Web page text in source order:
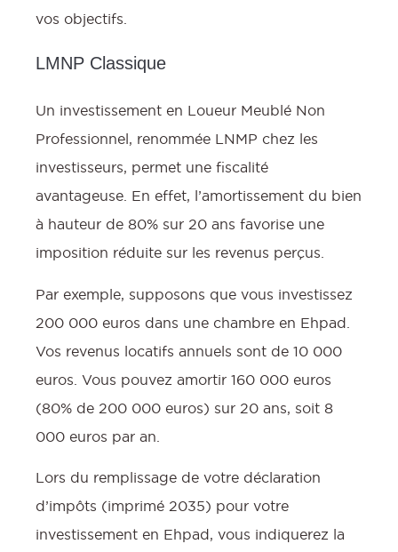
vos objectifs.
LMNP Classique
Un investissement en Loueur Meublé Non
Professionnel, renommée LNMP chez les
investisseurs, permet une fiscalité
avantageuse. En effet, l’amortissement du bien
à hauteur de 80% sur 20 ans favorise une
imposition réduite sur les revenus perçus.
Par exemple, supposons que vous investissez
200 000 euros dans une chambre en Ehpad.
Vos revenus locatifs annuels sont de 10 000
euros. Vous pouvez amortir 160 000 euros
(80% de 200 000 euros) sur 20 ans, soit 8
000 euros par an.
Lors du remplissage de votre déclaration
d’impôts (imprimé 2035) pour votre
investissement en Ehpad, vous indiquerez la